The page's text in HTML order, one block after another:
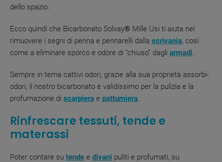
dello spazio.
Ecco quindi che Bicarbonato Solvay® Mille Usi ti aiuta nel
rimuovere i segni di penna e pennarelli dalla scrivania, così
come a eliminare sporco e odore di “chiuso” dagli armadi.
Sempre in tema cattivi odori, grazie alla sua proprietà assorbi-
odori, il nostro bicarbonato è validissimo per la pulizia e la
profumazione di scarpiera e pattumiera.
Rinfrescare tessuti, tende e
materassi
Poter contare su tende e divani puliti e profumati, su